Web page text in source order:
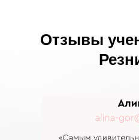
Отзывы